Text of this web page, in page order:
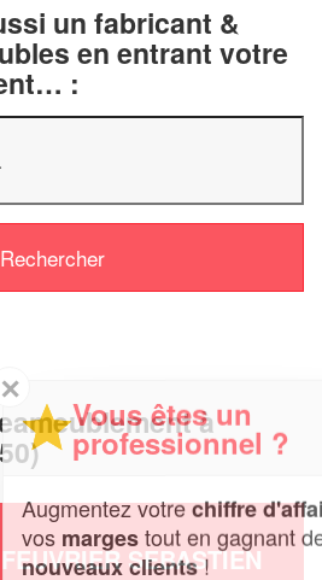
un fabricant &
en entrant votre
:
à
SEBASTIEN
êtes un
?
votrechiffre d'affaireset
tout en gagnant de
clients!